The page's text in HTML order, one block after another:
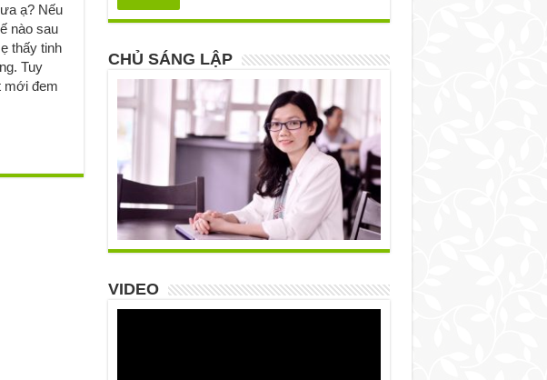
ạ? Nếu
nào sau
thấy tinh
Tuy
mới đem
CHỦ SÁNG LẬP
VIDEO